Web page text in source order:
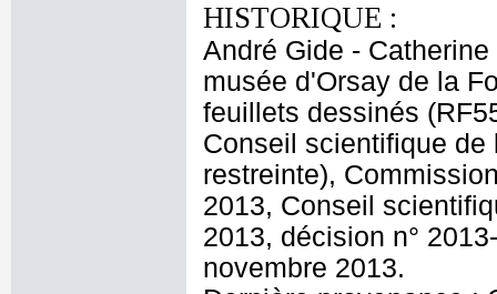
HISTORIQUE :
André Gide -
musée d'Orsay de la
feuillets dessinés
Conseil scientifique de
restreinte),
2013, Conseil
2013, décision n°
novembre 2013.